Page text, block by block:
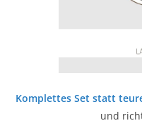
Komplettes Set statt
und